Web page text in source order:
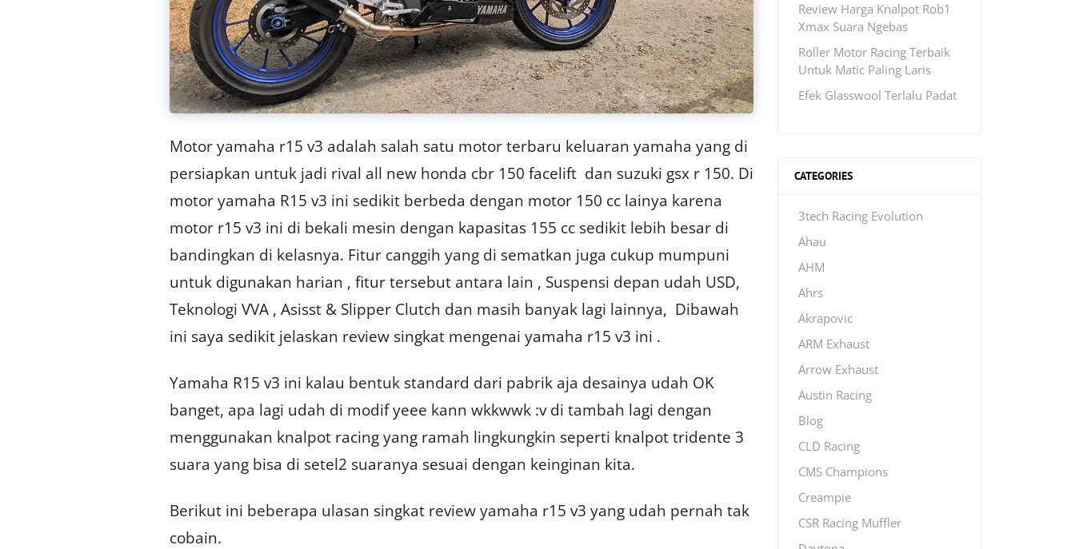
Motor yamaha r15 v3 adalah salah satu motor terbaru keluaran yamaha yang di
persiapkan untuk jadi rival all new honda cbr 150 facelift dan suzuki gsx r 150. Di
motor yamaha R15 v3 ini sedikit berbeda dengan motor 150 cc lainya karena
motor r15 v3 ini di bekali mesin dengan kapasitas 155 cc sedikit lebih besar di
bandingkan di kelasnya. Fitur canggih yang di sematkan juga cukup mumpuni
untuk digunakan harian , fitur tersebut antara lain , Suspensi depan udah USD,
Teknologi VVA , Asisst & Slipper Clutch dan masih banyak lagi lainnya, Dibawah
ini saya sedikit jelaskan review singkat mengenai yamaha r15 v3 ini .
Yamaha R15 v3 ini kalau bentuk standard dari pabrik aja desainya udah OK
banget, apa lagi udah di modif yeee kann wkkwwk :v di tambah lagi dengan
menggunakan knalpot racing yang ramah lingkungkin seperti knalpot tridente 3
suara yang bisa di setel2 suaranya sesuai dengan keinginan kita.
Berikut ini beberapa ulasan singkat review yamaha r15 v3 yang udah pernah tak
cobain.
Review Harga Knalpot Rob1
Xmax Suara Ngebas
Roller Motor Racing Terbaik
Untuk Matic Paling Laris
Efek Glasswool Terlalu Padat
CATEGORIES
3tech Racing Evolution
Ahau
AHM
Ahrs
Akrapovic
ARM Exhaust
Arrow Exhaust
Austin Racing
Blog
CLD Racing
CMS Champions
Creampie
CSR Racing Muffler